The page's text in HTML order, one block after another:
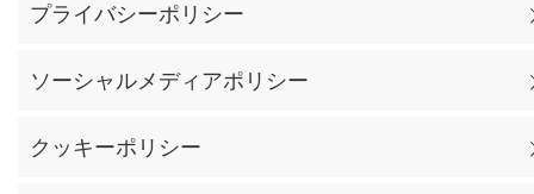
プライバシーポリシー
ソーシャルメディアポリシー
クッキーポリシー